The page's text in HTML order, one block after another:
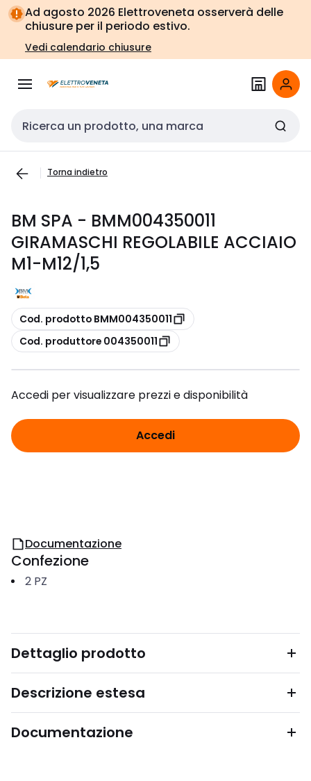
Vai alla
navigazione
Vai
alla
pagina
Ad agosto 2026 Elettroveneta osserverà delle
chiusure per il periodo estivo.
Vedi calendario chiusure
Cerca input
Torna indietro
BM SPA - BMM004350011
GIRAMASCHI REGOLABILE ACCIAIO
M1-M12/1,5
copia
Cod. prodotto BMM004350011
copia
Cod. produttore 004350011
Accedi per visualizzare prezzi e disponibilità
Accedi
Documentazione
Confezione
2 PZ
Dettaglio prodotto
Descrizione estesa
Documentazione